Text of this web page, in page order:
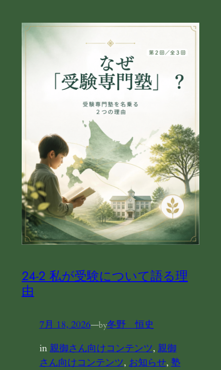
24‐2 私が受験について語る理
由
7月 18, 2026—by冬野 恒史
in親御さん向けコンテンツ, 親御
さん向けコンテンツ, お知らせ, 塾